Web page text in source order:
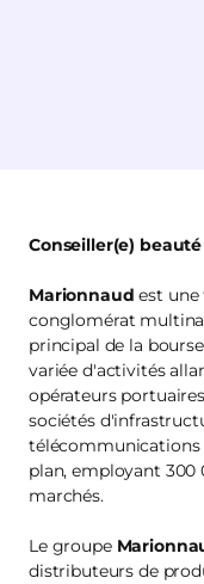
Conseiller(e) beauté
Marionnaud est une
conglomérat
principal de la
variée d'activités
opérateurs
sociétés
plan, employant 300
marchés.
Le groupe
distributeurs de